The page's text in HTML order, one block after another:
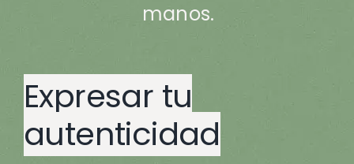
manos.
Expresar tu
autenticidad